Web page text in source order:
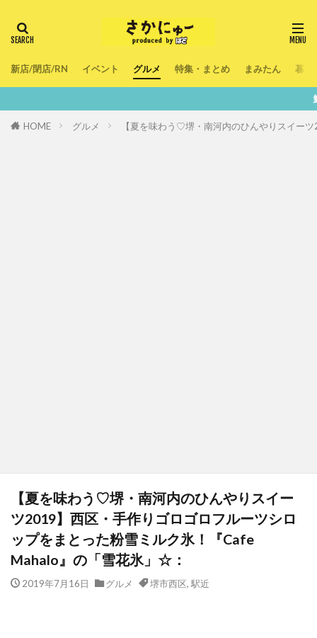
新店/閉店/RN イベント グルメ 特集・まとめ まみたん 暮ら
鮮度100％！堺・
HOME グルメ 【夏を味わう♡堺・南河内のひんやりスイー
【夏を味わう♡堺・南河内のひんやりスイー
ツ2019】西区・手作りゴロゴロフルーツシロ
ップをまとった粉雪ミルク氷！『Cafe
Mahalo』の「雪花氷」☆：
2019年7月16日 グルメ 堺市西区, 駅近